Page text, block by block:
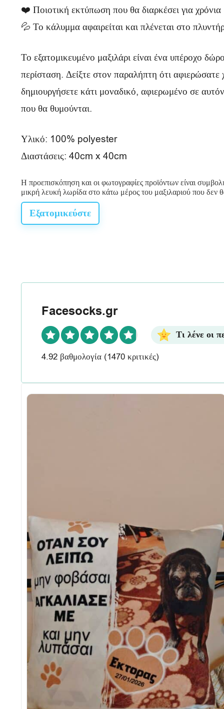
ρ
ς
χ
ρ
ν
ο
ς
Κ
ι
κ
έ
❤️ Ποιοτική εκτύπωση που θα διαρκέσει για χρόνια
💦 Το κάλυμμα αφαιρείται και πλένεται στο
Το εξατομικευμένο μαξιλάρι είναι ένα υπέροχο
περίσταση. Δείξτε στον παραλήπτη ότι αφιερώσατε
δημιουργήσετε κάτι μοναδικό, αφιερωμένο σε
που θα θυμούνται.
Υλικό: 100% polyester
Διαστάσεις: 40cm x 40cm
Η προεπισκόπηση και οι φωτογραφίες προϊόντων είναι
μικρή λευκή λωρίδα στο κάτω μέρος του μαξιλαριού που δεν
Εξατομικεύστε
Facesocks.gr
Τι λένε οι
4.92 βαθμολογία (1470 κριτικές)